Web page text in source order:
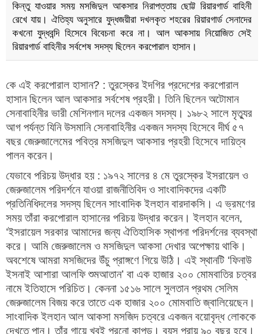
কিন্তু যাওয়ার সময় মসজিদুল আকসার নিরাপত্তায় ছোট্ট রিয়ারগার্ড বাহিনী
রেখে যায়। ঐতিহ্য অনুসারে যুদ্ধজয়ীরা দখলকৃত শহরের রিয়ারগার্ড সেনাদের
কখনো যুদ্ধবন্দি হিসেবে বিবেচনা করে না। আল আকসায় নিয়োজিত সেই
রিয়ারগার্ড বাহিনীর সর্বশেষ সদস্য ছিলেন করপোরাল হাসান।
কে এই করপোরাল হাসান? : তুরস্কের ইদগির প্রদেশের করপোরাল
হাসান ছিলেন আল আকসার সর্বশেষ প্রহরী। তিনি ছিলেন অটোমান
সেনাবাহিনীর ভারী মেশিনগান দলের একজন সদস্য। ১৯৮২ সালে মৃত্যুর
আগ পর্যন্ত যিনি উসমানি সেনাবাহিনীর একজন সদস্য হিসেবে দীর্ঘ ৫৭
বছর জেরুজালেমের পবিত্র মসজিদুল আকসার প্রহরী হিসেবে দায়িত্ব
পালন করেন।
যেভাবে পরিচয় উদ্ধার হয় : ১৯৭২ সালের ৪ মে তুরস্কের ইসরায়েল ও
জেরুজালেম পরিদর্শনে যাওয়া রাজনীতিবিদ ও সাংবাদিকদের একটি
প্রতিনিধিদলের সদস্য ছিলেন সাংবাদিক ইলহান বারদাকসি। এ ভ্রমণের
সময় তাঁরা করপোরাল হাসানের পরিচয় উদ্ধার করেন। ইলহান বলেন,
‘ইসরায়েল সরকার আমাদের জন্য ঐতিহাসিক স্থাপনা পরিদর্শনের ব্যবস্থা
করে। আমি জেরুজালেম ও মসজিদুল আকসা দেখার অপেক্ষায় থাকি।
অবশেষে আমরা মসজিদের উঁচু প্রাঙ্গণে গিয়ে উঠি। এই স্থানটি ‘ফিনাউ
ইসনাই আশারা আলফি শুমআতান’ বা এক হাজার ২০০ মোমবাতির চত্বর
নামে ইতিহাসে পরিচিত। কেননা ১৫১৬ সালে সুলতান প্রথম সেলিম
জেরুজালেম বিজয় করে তাতে এক হাজার ২০০ মোমবাতি জ্বালিয়েছেন।
সাংবাদিক ইলহান আল আকসা মসজিদ চত্বরে একজন বয়োবৃদ্ধ লোককে
দেখতে পান। তাঁর গায়ে খুবই পুরনো কাপড়। বয়স প্রায় ৯০ বছর হবে।